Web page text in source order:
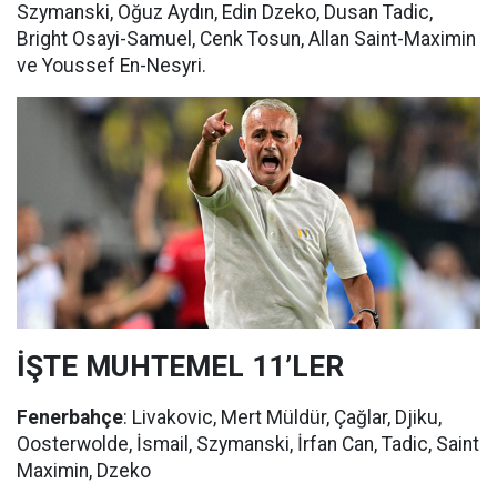
Szymanski, Oğuz Aydın, Edin Dzeko, Dusan Tadic,
Bright Osayi-Samuel, Cenk Tosun, Allan Saint-Maximin
ve Youssef En-Nesyri.
İŞTE MUHTEMEL 11’LER
Fenerbahçe: Livakovic, Mert Müldür, Çağlar, Djiku,
Oosterwolde, İsmail, Szymanski, İrfan Can, Tadic, Saint
Maximin, Dzeko